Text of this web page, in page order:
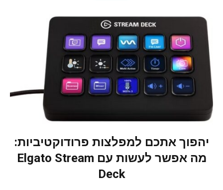
יהפוך אתכם למפלצות פרודוקטיביות:
מה אפשר לעשות עם Elgato Stream
Deck